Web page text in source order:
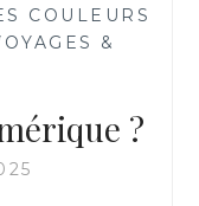
COULEURS
&
?